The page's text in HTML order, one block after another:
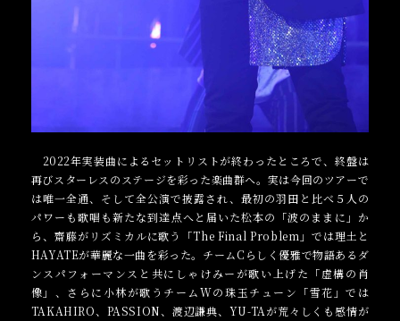
2022年実装曲によるセットリストが終わったところで、終盤は
再びスターレスのステージを彩った楽曲群へ。実は今回のツアーで
は唯一全通、そして全公演で披露され、最初の羽田と比べ５人の
パワーも歌唱も新たな到達点へと届いた松本の「波のままに」か
ら、齋藤がリズミカルに歌う「The Final Problem」では理土と
HAYATEが華麗な一曲を彩った。チームCらしく優雅で物語あるダ
ンスパフォーマンスと共にしゃけみーが歌い上げた「虚構の肖
像」、さらに小林が歌うチームWの珠玉チューン「雪花」では
TAKAHIRO、PASSION、渡辺謙典、YU-TAが荒々しくも感情が